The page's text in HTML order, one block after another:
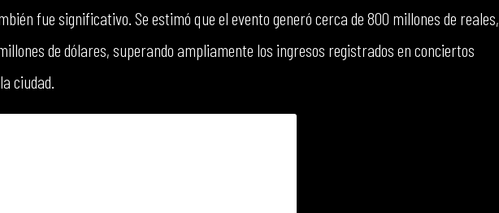
fue significativo. Se estimó que el evento generó cerca de 800 millones de reales,
de dólares, superando ampliamente los ingresos registrados en conciertos
ciudad.